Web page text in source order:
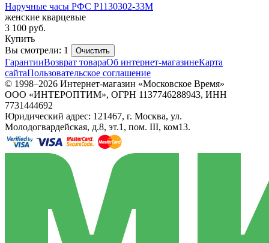
Наручные часы РФС P1130302-33M
женские кварцевые
3 100 руб.
Купить
Вы смотрели: 1
Очистить
ГарантииВозврат товараОб интернет-магазинеКарта
сайтаПользовательское соглашение
© 1998–2026 Интернет-магазин «Московское Время»
ООО «ИНТЕРОПТИМ», ОГРН 1137746288943, ИНН
7731444692
Юридический адрес: 121467, г. Москва, ул.
Молодогвардейская, д.8, эт.1, пом. III, ком13.